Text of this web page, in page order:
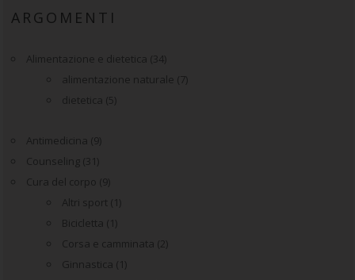
ARGOMENTI
Alimentazione e dietetica (34)
alimentazione naturale (7)
dietetica (5)
Antimedicina (9)
Counseling (31)
Cura del corpo (9)
Altri sport (1)
Bicicletta (1)
Corsa e camminata (2)
Ginnastica (1)